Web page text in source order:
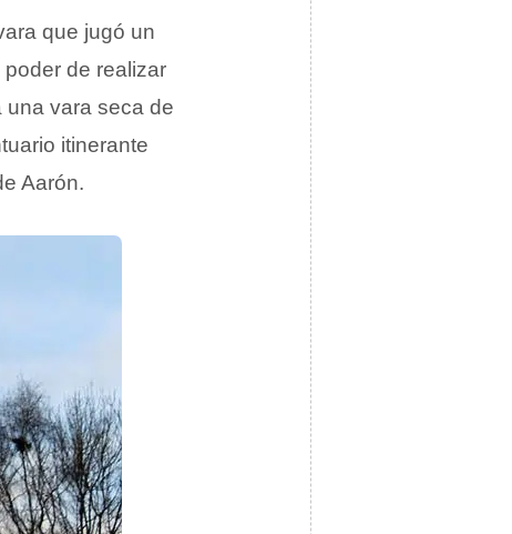
que jugó un
de realizar
una vara seca de
itinerante
Aarón.